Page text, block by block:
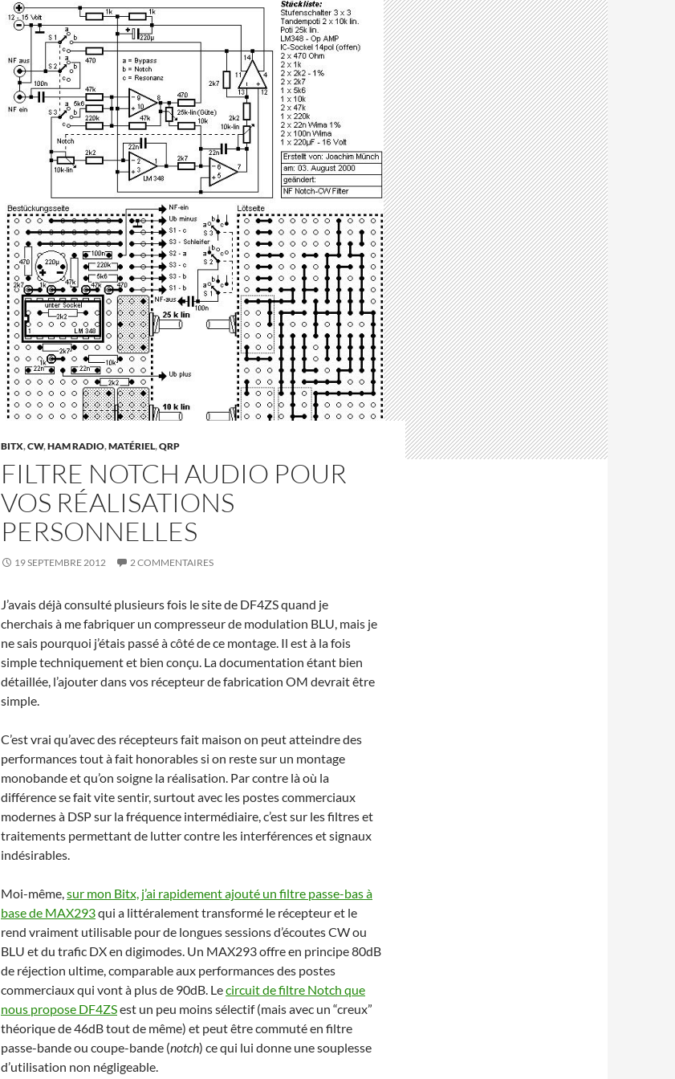
BITX,CW,HAM RADIO,MATÉRIEL,QRP
FILTRE NOTCH AUDIO POUR
VOS RÉALISATIONS
PERSONNELLES
19 SEPTEMBRE 2012 2 COMMENTAIRES
J’avais déjà consulté plusieurs fois le site de DF4ZS quand je
cherchais à me fabriquer un compresseur de modulation BLU, mais je
ne sais pourquoi j’étais passé à côté de ce montage. Il est à la fois
simple techniquement et bien conçu. La documentation étant bien
détaillée, l’ajouter dans vos récepteur de fabrication OM devrait être
simple.
C’est vrai qu’avec des récepteurs fait maison on peut atteindre des
performances tout à fait honorables si on reste sur un montage
monobande et qu’on soigne la réalisation. Par contre là où la
différence se fait vite sentir, surtout avec les postes commerciaux
modernes à DSP sur la fréquence intermédiaire, c’est sur les filtres et
traitements permettant de lutter contre les interférences et signaux
indésirables.
Moi-même, sur mon Bitx, j’ai rapidement ajouté un filtre passe-bas à
base de MAX293qui a littéralement transformé le récepteur et le
rend vraiment utilisable pour de longues sessions d’écoutes CW ou
BLU et du trafic DX en digimodes. Un MAX293 offre en principe 80dB
de réjection ultime, comparable aux performances des postes
commerciaux qui vont à plus de 90dB. Lecircuit de filtre Notch que
nous propose DF4ZSest un peu moins sélectif (mais avec un “creux”
théorique de 46dB tout de même) et peut être commuté en filtre
passe-bande ou coupe-bande (notch) ce qui lui donne une souplesse
d’utilisation non négligeable.